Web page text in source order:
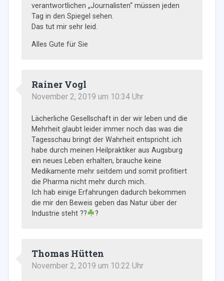
verantwortlichen „Journalisten“ müssen jeden
Tag in den Spiegel sehen.
Das tut mir sehr leid.
Alles Gute für Sie
Rainer Vogl
November 2, 2019 um 10:34 Uhr
Lächerliche Gesellschaft in der wir leben und die
Mehrheit glaubt leider immer noch das was die
Tagesschau bringt der Wahrheit entspricht..ich
habe durch meinen Heilpraktiker aus Augsburg
ein neues Leben erhalten, brauche keine
Medikamente mehr seitdem und somit profitiert
die Pharma nicht mehr durch mich..
Ich hab einige Erfahrungen dadurch bekommen
die mir den Beweis geben das Natur über der
Industrie steht ??
?
Thomas Hütten
November 2, 2019 um 10:22 Uhr